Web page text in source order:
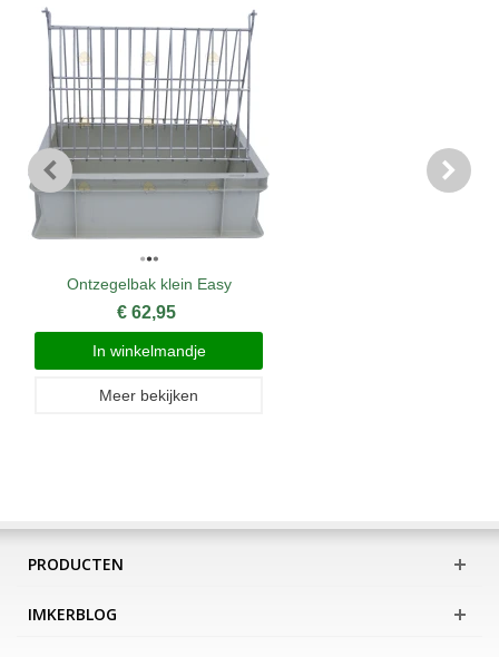
Ontzegelbak klein Easy
€ 62,95
In winkelmandje
Meer bekijken
PRODUCTEN
IMKERBLOG